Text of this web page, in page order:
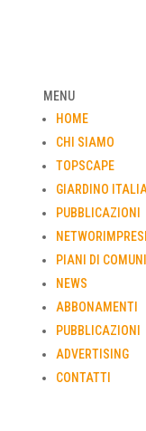
MENU
HOME
CHI SIAMO
TOPSCAPE
GIARDINO
PUBBLICAZIONI
PIANI DI
NEWS
ABBONAMENTI
PUBBLICAZIONI
ADVERTISING
CONTATTI